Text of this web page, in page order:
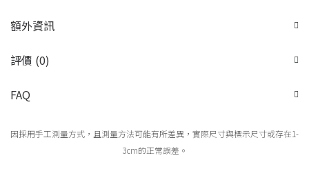
額外資訊
評價 (0)
FAQ
因採用手工測量方式，且測量方法可能有所差異，實際尺寸與標示尺寸或存在1-
3cm的正常誤差。